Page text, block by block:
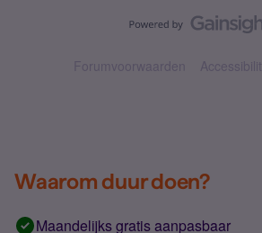
Forumvoorwaarden
Waarom duur doen?
Maandelijks gratis aanpasbaar